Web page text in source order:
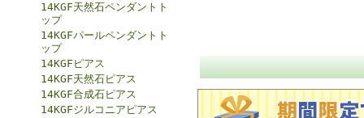
14KGF天然石ペンダントト
ップ
14KGFパールペンダントト
ップ
14KGFピアス
14KGF天然石ピアス
14KGF合成石ピアス
14KGFジルコニアピアス